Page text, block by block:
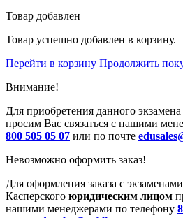
Товар добавлен
Товар успешно добавлен в корзину.
Перейти в корзину Продолжить
Внимание!
Для приобретения данного экзамена
просим Вас связаться с нашими
800 505 05 07 или по почте
Невозможно оформить заказ!
Для оформления заказа с
Касперского юридическим лицом
нашими менеджерами по телефону